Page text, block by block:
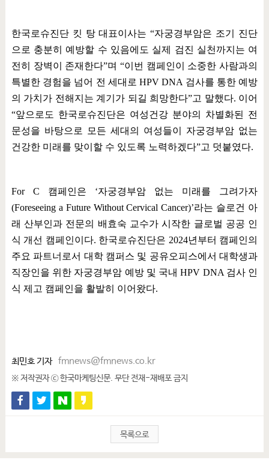
한국로슈진단 킷 탕 대표이사는“자궁경부암은 조기 진단
으로 충분히 예방할 수 있음에도 실제 검진 실천까지는 여
전히 장벽이 존재한다”며 “이번 캠페인이 소중한 사람과의
특별한 경험을 넘어 전 세대로HPV DNA 검사를 통한 예방
의 가치가 전해지는 계기가 되길 희망한다”고 말했다. 이어
“앞으로도 한국로슈진단은 여성건강 분야의 차별화된 전
문성을 바탕으로 모든 세대의 여성들이 자궁경부암 없는
건강한 미래를 맞이할 수 있도록 노력하겠다”고 덧붙였다.
For C 캠페인은 ‘자궁경부암 없는 미래를 그려가자
(Foreseeing a Future Without Cervical Cancer)’라는 슬로건 아
래 산부인과 전문의 배효숙 교수가 시작한 글로벌 공공 인
식 개선 캠페인이다. 한국로슈진단은 2024년부터 캠페인의
주요 파트너로서 대학 캠퍼스 및 공유오피스에서 대학생과
직장인을 위한 자궁경부암 예방 및 국내HPV DNA 검사 인
식 제고 캠페인을 활발히 이어왔다.
최민호 기자 fmnews@fmnews.co.kr
※ 저작권자 ⓒ 한국마케팅신문. 무단 전재-재배포 금지
목록으로